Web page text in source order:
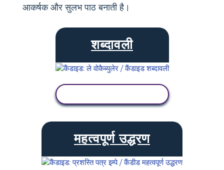
आकर्षक और सुलभ पाठ बनाती है।
शब्दावली
महत्वपूर्ण उद्धरण